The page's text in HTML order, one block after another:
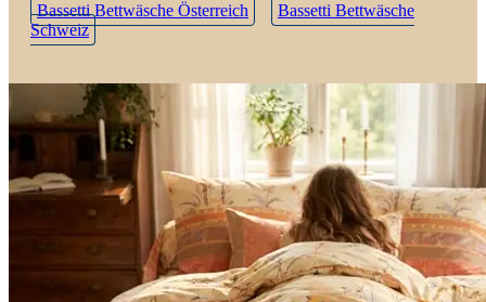
Bassetti Bettwäsche Österreich
Bassetti Bettwäsche
Schweiz